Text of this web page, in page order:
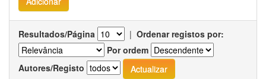
Resultados/Página | Ordenar registos por:
Por ordem
Autores/Registo